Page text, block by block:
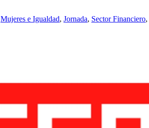
Mujeres e Igualdad, Jornada, Sector Financiero,